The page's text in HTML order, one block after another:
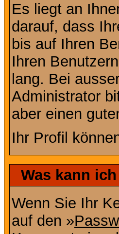
Es liegt an
darauf, dass
bis auf Ihren
Ihren
lang. Bei
Administrator
aber einen
Ihr Profil
Was kann
Wenn Sie Ihr
auf den »